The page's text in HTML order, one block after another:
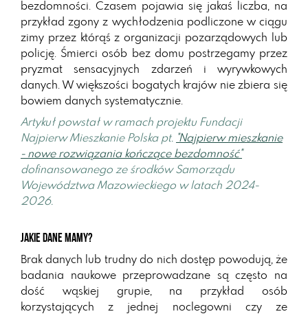
bezdomności. Czasem pojawia się jakaś liczba, na
przykład zgony z wychłodzenia podliczone w ciągu
zimy przez którąś z organizacji pozarządowych lub
policję. Śmierci osób bez domu postrzegamy przez
pryzmat sensacyjnych zdarzeń i wyrywkowych
danych. W większości bogatych krajów nie zbiera się
bowiem danych systematycznie.
Artykuł powstał w ramach projektu Fundacji
Najpierw Mieszkanie Polska pt. "Najpierw mieszkanie
- nowe rozwiązania kończące bezdomność"
dofinansowanego ze środków Samorządu
Województwa Mazowieckiego w latach 2024-
2026.
Jakie dane mamy?
Brak danych lub trudny do nich dostęp powodują, że
badania naukowe przeprowadzane są często na
dość wąskiej grupie, na przykład osób
korzystających z jednej noclegowni czy ze